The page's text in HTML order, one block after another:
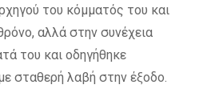
του κόμματός του και
αλλά στην συνέχεια
του και οδηγήθηκε
σταθερή λαβή στην έξοδο.